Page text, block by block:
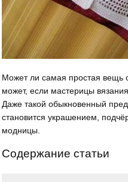
Может ли самая простая вещь
может, если мастерицы
Даже такой обыкновенный
становится украшением,
модницы.
Содержание статьи